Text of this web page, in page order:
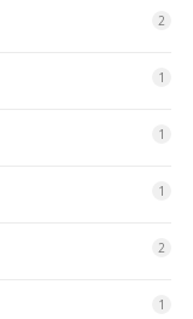
2
1
1
1
2
1